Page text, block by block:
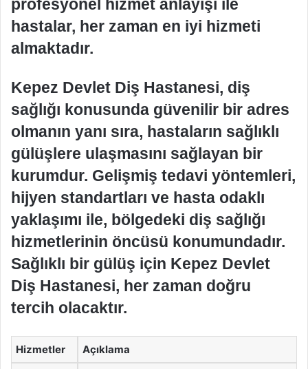
profesyonel hizmet anlayışı ile
hastalar, her zaman en iyi hizmeti
almaktadır.
Kepez Devlet Diş Hastanesi, diş
sağlığı konusunda güvenilir bir adres
olmanın yanı sıra, hastaların sağlıklı
gülüşlere ulaşmasını sağlayan bir
kurumdur. Gelişmiş tedavi yöntemleri,
hijyen standartları ve hasta odaklı
yaklaşımı ile, bölgedeki diş sağlığı
hizmetlerinin öncüsü konumundadır.
Sağlıklı bir gülüş için Kepez Devlet
Diş Hastanesi, her zaman doğru
tercih olacaktır.
Hizmetler Açıklama